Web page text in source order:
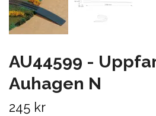
AU44599 -
Auhagen N
245 kr